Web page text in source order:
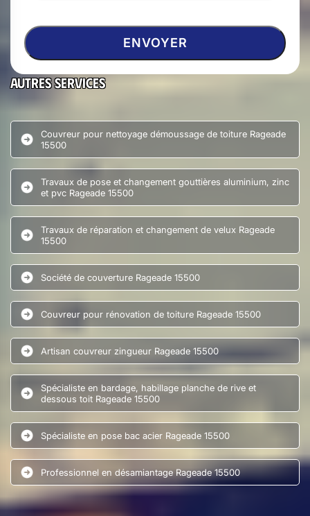
Autres services
Couvreur pour nettoyage démoussage de toiture Rageade
15500
Travaux de pose et changement gouttières aluminium, zinc
et pvc Rageade 15500
Travaux de réparation et changement de velux Rageade
15500
Société de couverture Rageade 15500
Couvreur pour rénovation de toiture Rageade 15500
Artisan couvreur zingueur Rageade 15500
Spécialiste en bardage, habillage planche de rive et
dessous toit Rageade 15500
Spécialiste en pose bac acier Rageade 15500
Professionnel en désamiantage Rageade 15500